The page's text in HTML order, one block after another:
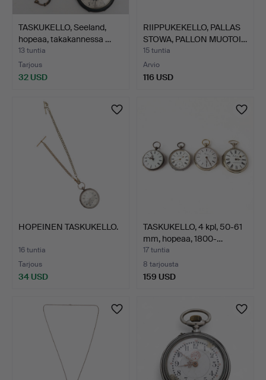
TASKUKELLO, Seeland,
hopeaa, takakannessa …
13 tuntia
Tarjous
32 USD
RIIPPUKEKELLO, PALLAS
STOWA, PALLON MUOTOI…
15 tuntia
Arvio
116 USD
HOPEINEN TASKUKELLO.
16 tuntia
Tarjous
34 USD
TASKUKELLO, 4 kpl, 50-61
mm, hopeaa, 1800-…
17 tuntia
8 tarjousta
159 USD